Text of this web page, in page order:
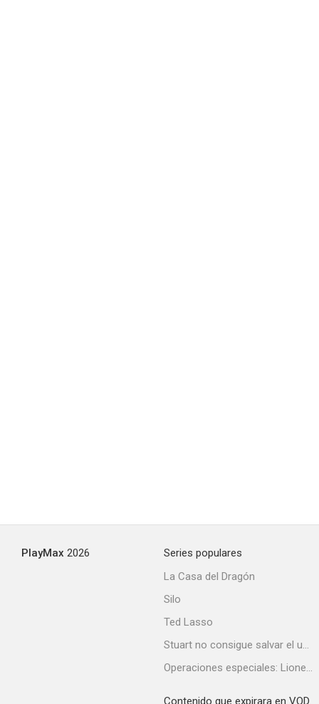
PlayMax 2026
Series populares
La Casa del Dragón
Silo
Ted Lasso
Stuart no consigue salvar el universo
Operaciones especiales: Lioness
Contenido que expirara en VOD